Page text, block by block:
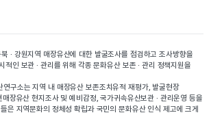
· 강원지역 매장유산에 대한 발굴조사를 점검하고 조사방향을
적인 보관 · 관리를 위해 각종 문화유산 보존 · 관리 정책지원을
연구소는 지역 내 매장유산 보존조치유적 재평가, 발굴현장
장유산 현지조사 및 예비감정, 국가귀속유산보관 · 관리운영 등을
은 지역문화의 정체성 확립과 국민의 문화유산 인식 제고에 크게